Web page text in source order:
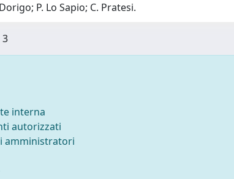
P. Lo Sapio; C. Pratesi.
interna
autorizzati
amministratori